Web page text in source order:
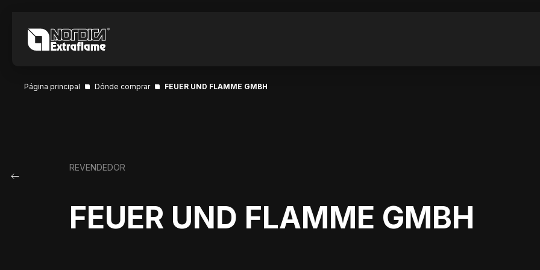
Página principal Dónde comprar FEUER UND FLAMME GMBH
REVENDEDOR
FEUER UND FLAMME GMBH